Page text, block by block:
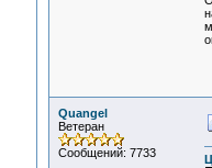
Quangel
Ветеран
Сообщений: 7733